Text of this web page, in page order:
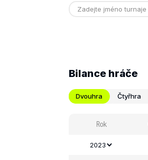
Bilance hráče
Dvouhra Čtyřhra
Rok
2023